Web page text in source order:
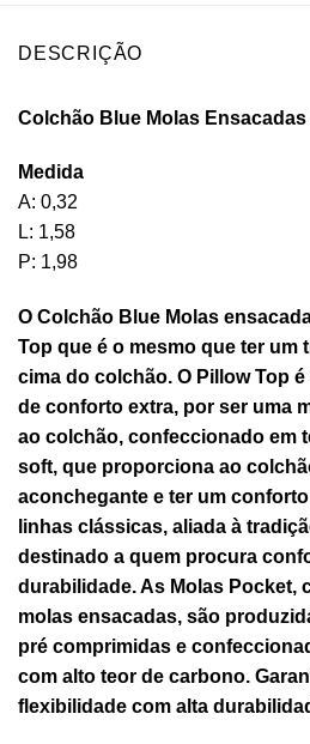
DESCRIÇÃO
Colchão Blue Molas Ensacadas
Medida
A: 0,32
L: 1,58
P: 1,98
O Colchão Blue Molas
Top que é o mesmo que ter um
cima do colchão. O Pillow Top
de conforto extra, por ser uma
ao colchão, confeccionado em
soft, que proporciona ao
aconchegante e ter um
linhas clássicas, aliada à
destinado a quem procura
durabilidade. As Molas Pocket,
molas ensacadas, são
pré comprimidas e
com alto teor de carbono.
flexibilidade com alta